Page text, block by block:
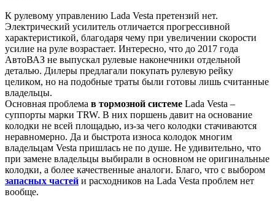
К рулевому управлению Lada Vesta претензий нет.
Электрический усилитель отличается прогрессивной
характеристикой, благодаря чему при увеличении скорости
усилие на руле возрастает. Интересно, что до 2017 года
АвтоВАЗ не выпускал рулевые наконечники отдельной
деталью. Дилеры предлагали покупать рулевую рейку
целиком, но на подобные траты были готовы лишь считанные
владельцы.
Основная проблема в тормозной системе Lada Vesta –
суппорты марки TRW. В них поршень давит на основание
колодки не всей площадью, из-за чего колодки стачиваются
неравномерно. Да и быстрота износа колодок многим
владельцам Vesta пришлась не по душе. Не удивительно, что
при замене владельцы выбирали в основном не оригинальные
колодки, а более качественные аналоги. Благо, что с выбором
запасных частей и расходников на Lada Vesta проблем нет
вообще.